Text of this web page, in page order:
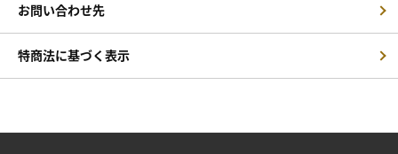
お問い合わせ先
特商法に基づく表示